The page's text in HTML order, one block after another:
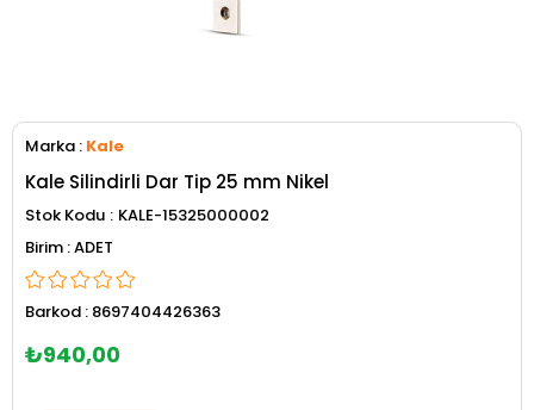
Marka : Kale
Kale Silindirli Dar Tip 25 mm Nikel
Stok Kodu
KALE-15325000002
ADET
Barkod : 8697404426363
₺940,00